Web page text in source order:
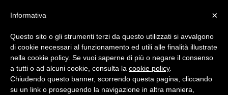
Cronaca
×
Informativa
Questo sito o gli strumenti terzi da questo utilizzati si avvalgono
di cookie necessari al funzionamento ed utili alle finalità illustrate
nella cookie policy. Se vuoi saperne di più o negare il consenso
a tutti o ad alcuni cookie, consulta la cookie policy.
Chiudendo questo banner, scorrendo questa pagina, cliccando
su un link o proseguendo la navigazione in altra maniera,